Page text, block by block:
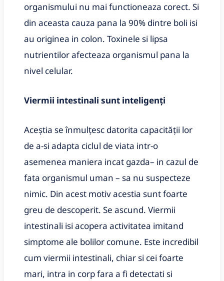
organismului nu mai functioneaza corect. Si
din aceasta cauza pana la 90% dintre boli isi
au originea in colon. Toxinele si lipsa
nutrientilor afecteaza organismul pana la
nivel celular.
Viermii intestinali sunt inteligenți
Aceștia se înmulțesc datorita capacității lor
de a-si adapta ciclul de viata intr-o
asemenea maniera incat gazda– in cazul de
fata organismul uman – sa nu suspecteze
nimic. Din acest motiv acestia sunt foarte
greu de descoperit. Se ascund. Viermii
intestinali isi acopera activitatea imitand
simptome ale bolilor comune. Este incredibil
cum viermii intestinali, chiar si cei foarte
mari, intra in corp fara a fi detectati si